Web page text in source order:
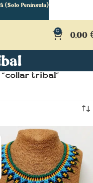
0 0,00
tribal”
(Solo Península)